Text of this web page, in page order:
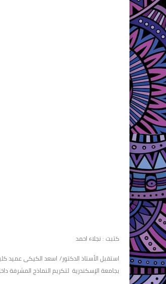
كتبت : نجلاء احمد
استقبل الأستاذ الدكتور/ اسعد الكيكى عميد
بجامعة الإسكندرية لتكريم النماذج المشرفة